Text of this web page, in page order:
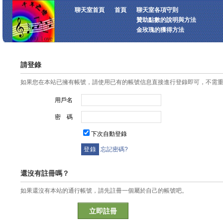
聊天室首頁 首頁
聊天室各項守則
贊助點數的說明與方法
金玫瑰的獲得方法
請登錄
如果您在本站已擁有帳號，請使用已有的帳號信息直接進行登錄即可，不需
用戶名
密 碼
下次自動登錄
忘記密碼?
還沒有註冊嗎？
如果還沒有本站的通行帳號，請先註冊一個屬於自己的帳號吧。
立即註冊